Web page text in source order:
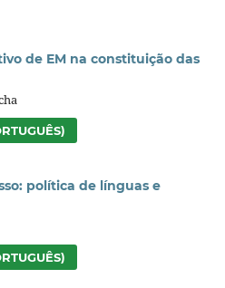
de EM na constituição das
política de línguas e